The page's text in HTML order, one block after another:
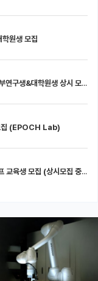
원생 모집
[성균관대학교] 분리소재 및 재생가능 기술 연구실 - 학부연구생&대학원생 상시 모집 (미래에너지공학과)
집 (EPOCH Lab)
2026 한양대학교 ERICA 청년도약 인재양성 부트캠프 교육생 모집 (상시모집 중, 1차 마감 : ~8.30)